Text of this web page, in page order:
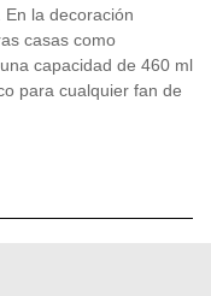
la decoración
casas como
capacidad de 460 ml
para cualquier fan de